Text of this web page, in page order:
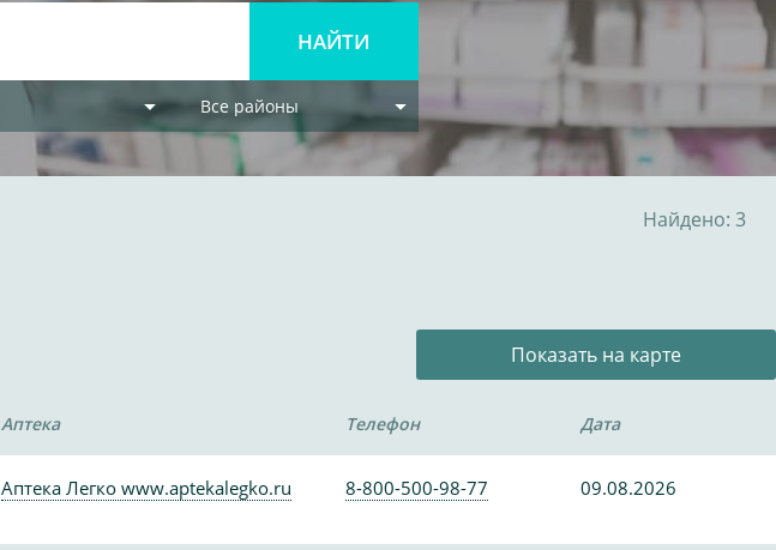
Все районы
Найдено: 3
Показать на карте
Аптека Телефон Дата
Аптека Легко www.aptekalegko.ru 8-800-500-98-77 09.08.2026